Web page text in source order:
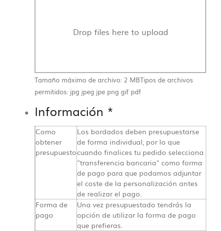
Drop files here to upload
Tamaño máximo de archivo: 2 MBTipos de archivos
permitidos: jpg jpeg jpe png gif pdf
Información *
Como
obtener
presupuesto
Los bordados deben presupuestarse
de forma individual, por lo que
cuando finalices tu pedido selecciona
"transferencia bancaria" como forma
de pago para que podamos adjuntar
el coste de la personalización antes
de realizar el pago.
Forma de
pago
Una vez presupuestado tendrás la
opción de utilizar la forma de pago
que prefieras.